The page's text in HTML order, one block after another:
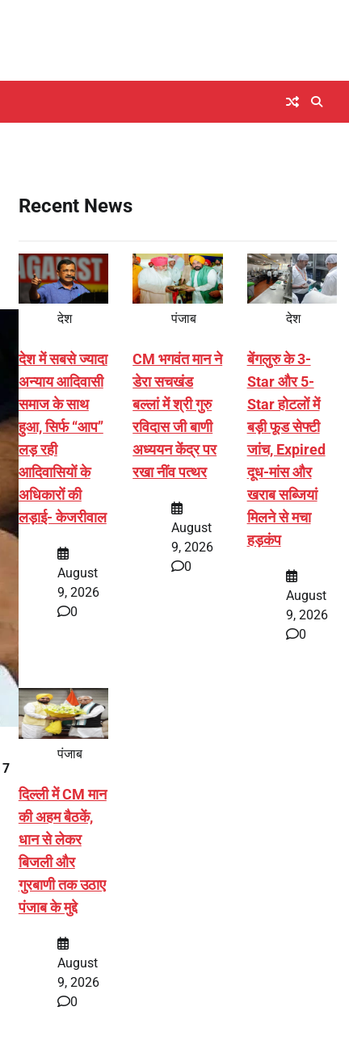
7
Recent News
देश
देश में सबसे ज्यादा
अन्याय आदिवासी
समाज के साथ
हुआ, सिर्फ ‘‘आप’’
लड़ रही
आदिवासियों के
अधिकारों की
लड़ाई- केजरीवाल
August
9, 2026
0
पंजाब
CM भगवंत मान ने
डेरा सचखंड
बल्लां में श्री गुरु
रविदास जी बाणी
अध्ययन केंद्र पर
रखा नींव पत्थर
August
9, 2026
0
देश
बेंगलुरु के 3-
Star और 5-
Star होटलों में
बड़ी फूड सेफ्टी
जांच, Expired
दूध-मांस और
खराब सब्जियां
मिलने से मचा
हड़कंप
August
9, 2026
0
पंजाब
दिल्ली में CM मान
की अहम बैठकें,
धान से लेकर
बिजली और
गुरबाणी तक उठाए
पंजाब के मुद्दे
August
9, 2026
0